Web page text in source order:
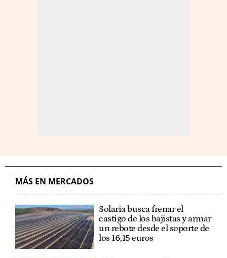
MÁS EN MERCADOS
Solaria busca frenar el
castigo de los bajistas y armar
un rebote desde el soporte de
los 16,15 euros